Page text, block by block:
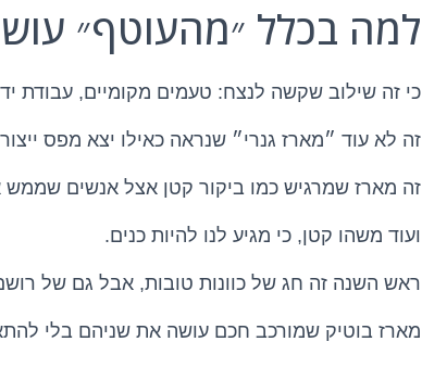
למה בכלל ״מהעוטף״
כי זה שילוב שקשה לנצח: טעמים מקומיים, עבודת
זה לא עוד ״מארז גנרי״ שנראה כאילו יצא מפס
זה מארז שמרגיש כמו ביקור קטן אצל אנשים
ועוד משהו קטן, כי מגיע לנו להיות כנים.
ראש השנה זה חג של כוונות טובות, אבל גם של
מארז בוטיק שמורכב חכם עושה את שניהם בלי